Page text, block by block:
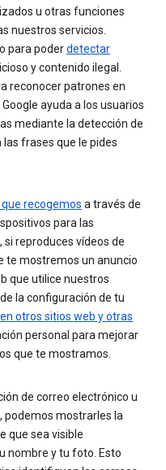
u otras funciones
nuestros servicios.
para poderdetectar
y contenido ilegal.
reconocer patrones en
ayuda a los usuarios
mediante la detección de
frases que le pides
recogemos a través de
para las
reproduces vídeos de
te mostremos un anuncio
que utilice nuestros
la configuración de tu
otros sitios web y otras
personal para mejorar
que te mostramos.
de correo electrónico u
mostrarles la
que sea visible
nombre y tu foto. Esto